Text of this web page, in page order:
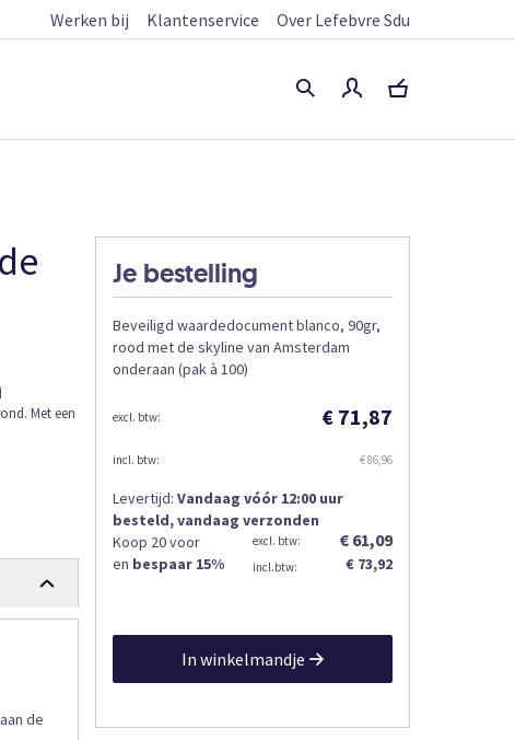
Werken bij Klantenservice Over Lefebvre Sdu
Je bestelling
Beveiligd waardedocument blanco, 90gr,
rood met de skyline van Amsterdam
onderaan (pak à 100)
€ 71,87
€ 86,96
Levertijd: Vandaag vóór 12:00 uur
besteld, vandaag verzonden
Koop 20 voor
en bespaar 15%
€ 61,09
€ 73,92
In winkelmandje
Met een
de